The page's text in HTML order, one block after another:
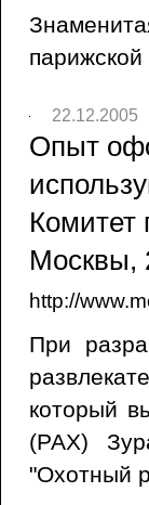
22.12.2005
Опыт
Комитет
Москвы,
http://
При
который
(РАХ)
"Охотный